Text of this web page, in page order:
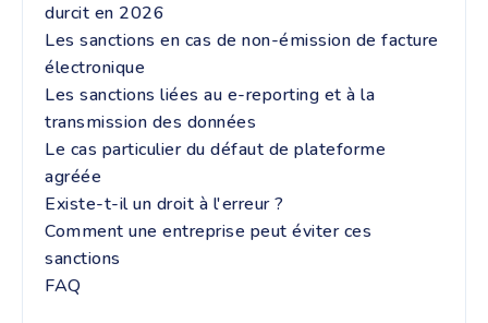
durcit en 2026
Les sanctions en cas de non-émission de facture
électronique
Les sanctions liées au e-reporting et à la
transmission des données
Le cas particulier du défaut de plateforme
agréée
Existe-t-il un droit à l'erreur ?
Comment une entreprise peut éviter ces
sanctions
FAQ